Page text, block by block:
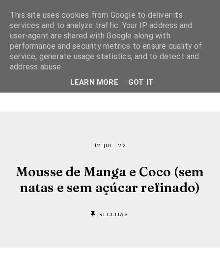
12 JUL. 22
Mousse de Manga e Coco (sem
natas e sem açúcar refinado)
RECEITAS
This site uses cookies from Google to deliver its
services and to analyze traffic. Your IP address and
user-agent are shared with Google along with
performance and security metrics to ensure quality of
service, generate usage statistics, and to detect and
address abuse.
LEARN MORE GOT IT